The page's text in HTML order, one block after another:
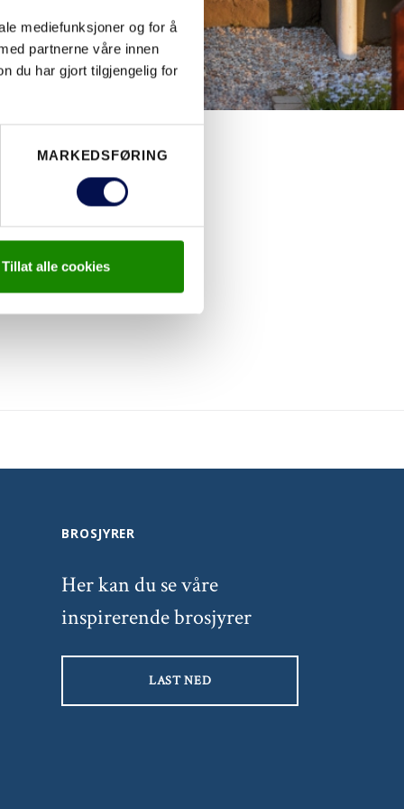
mediefunksjoner og for å
partnerne våre innen
du har gjort tilgjengelig for
MARKEDSFØRING
Tillat alle cookies
BROSJYRER
Her kan du se våre
inspirerende brosjyrer
LAST NED